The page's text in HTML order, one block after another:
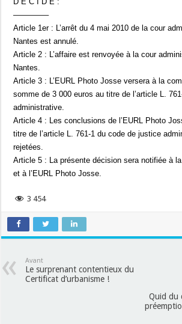
————–
Article 1er : L’arrêt du 4 mai 2010 de la cour
Nantes est annulé.
Article 2 : L’affaire est renvoyée à la cour
Nantes.
Article 3 : L’EURL Photo Josse versera à la
somme de 3 000 euros au titre de l’article L.
administrative.
Article 4 : Les conclusions de l’EURL Photo
titre de l’article L. 761-1 du code de justice
rejetées.
Article 5 : La présente décision sera notifiée à
et à l’EURL Photo Josse.
3 454
Avant
Le surprenant contentieux du
Certificat d’urbanisme !
Quid du